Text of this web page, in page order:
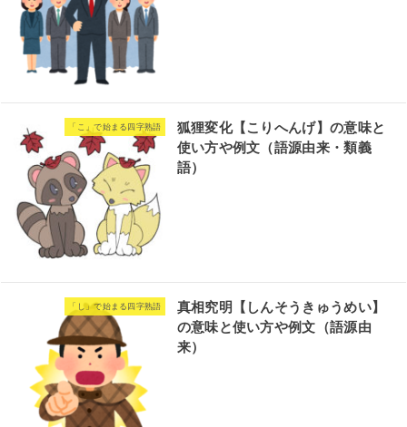
「こ」で始まる四字熟語
狐狸変化【こりへんげ】の意味と
使い方や例文（語源由来・類義
語）
「し」で始まる四字熟語
真相究明【しんそうきゅうめい】
の意味と使い方や例文（語源由
来）